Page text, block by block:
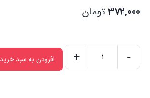
372,000 تومان
-
+ افزودن به سبد خرید